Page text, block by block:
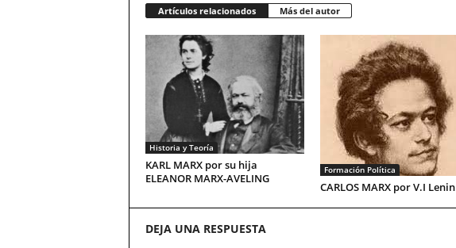
Artículos relacionados Más del autor
Historia y Teoría
KARL MARX por su hija
ELEANOR MARX-AVELING
Formación Política
CARLOS MARX por V.I Lenin
DEJA UNA RESPUESTA